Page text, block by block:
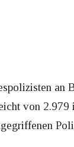
an
von